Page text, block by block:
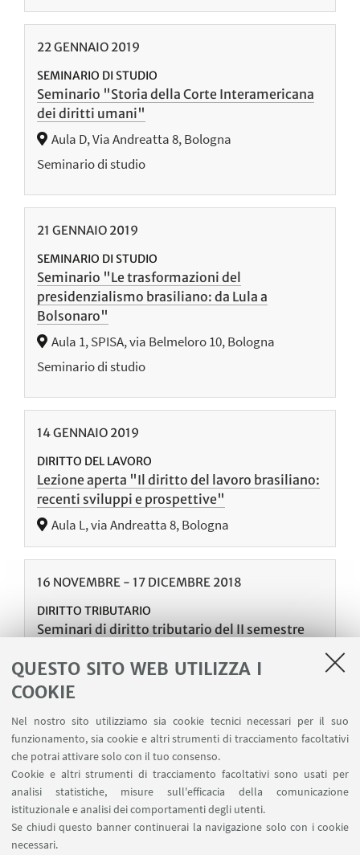
QUESTO SITO WEB UTILIZZA I
COOKIE
Nel nostro sito utilizziamo sia cookie tecnici necessari per il suo
funzionamento, sia cookie e altri strumenti di tracciamento facoltativi
che potrai attivare solo con il tuo consenso.
Cookie e altri strumenti di tracciamento facoltativi sono usati per
analisi statistiche, misure sull'efficacia della comunicazione
istituzionale e analisi dei comportamenti degli utenti.
Se chiudi questo banner continuerai la navigazione solo con i cookie
necessari.
22GENNAIO 2019
SEMINARIO DI STUDIO
Seminario "Storia della Corte Interamericana
dei diritti umani"
Aula D, Via Andreatta 8, Bologna
Seminario di studio
21 GENNAIO 2019
SEMINARIO DI STUDIO
Seminario "Le trasformazioni del
presidenzialismo brasiliano: da Lula a
Bolsonaro"
Aula 1, SPISA, via Belmeloro 10, Bologna
Seminario di studio
14GENNAIO 2019
DIRITTO DEL LAVORO
Lezione aperta "Il diritto del lavoro brasiliano:
recenti sviluppi e prospettive"
Aula L, via Andreatta 8, Bologna
16 NOVEMBRE - 17 DICEMBRE 2018
DIRITTO TRIBUTARIO
Seminari di diritto tributario del II semestre
Bologna
DICEMBRE 2018
TEMPO, MEMORIA E DIRITTO PENALE
Seminario "La tutela della memoria storica"
Aula 2, via Andreatta 4, Bologna
Nell'ambito del ciclo di seminari "Tempo, memoria
e diritto penale"